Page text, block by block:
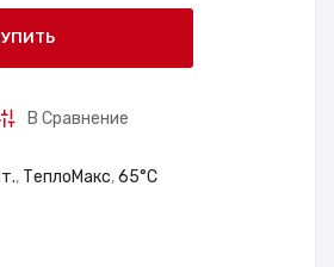
В Сравнение
, ТеплоМакс,65°С